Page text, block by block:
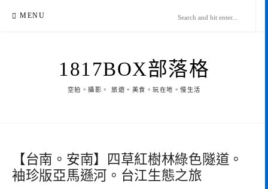
MENU
1817BOX部落格
空拍。攝影。 旅遊。美食。玩在地。慢生活
【台南。安南】四草紅樹林綠色隧道。
袖珍版亞馬遜河。台江生態之旅